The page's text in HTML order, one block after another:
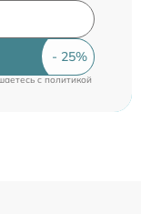
cполитикой